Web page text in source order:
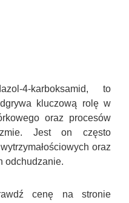
4-karboksamid, to
kluczową rolę w
oraz procesów
Jest on często
oraz
odchudzanie.
cenę na stronie